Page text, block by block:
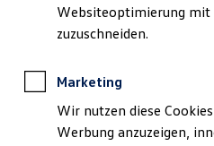
Volkswagen
Websiteoptimierung mit
zuzuschneiden.
Marketing
Wir nutzen diese
Werbung anzuzeigen,